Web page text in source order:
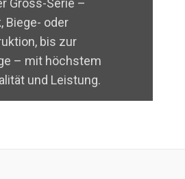
und ständigen Investitionen in
Maschinen und Weiterbildung der
Mitarbeiter wird ein anhaltendes
Wachstum realisiert.